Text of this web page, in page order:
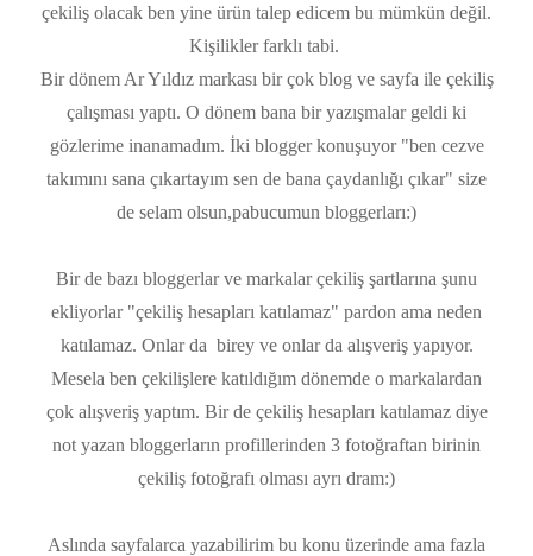
çekiliş olacak ben yine ürün talep edicem bu mümkün değil.
Kişilikler farklı tabi.
Bir dönem Ar Yıldız markası bir çok blog ve sayfa ile çekiliş
çalışması yaptı. O dönem bana bir yazışmalar geldi ki
gözlerime inanamadım. İki blogger konuşuyor "ben cezve
takımını sana çıkartayım sen de bana çaydanlığı çıkar" size
de selam olsun,pabucumun bloggerları:)
Bir de bazı bloggerlar ve markalar çekiliş şartlarına şunu
ekliyorlar "çekiliş hesapları katılamaz" pardon ama neden
katılamaz. Onlar da birey ve onlar da alışveriş yapıyor.
Mesela ben çekilişlere katıldığım dönemde o markalardan
çok alışveriş yaptım. Bir de çekiliş hesapları katılamaz diye
not yazan bloggerların profillerinden 3 fotoğraftan birinin
çekiliş fotoğrafı olması ayrı dram:)
Aslında sayfalarca yazabilirim bu konu üzerinde ama fazla